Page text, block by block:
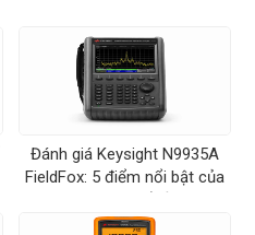
Đánh giá Keysight N9935A
FieldFox: 5 điểm nổi bật của
GHz